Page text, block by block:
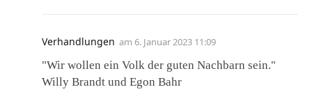
Verhandlungen am 6. Januar 2023 11:09
"Wir wollen ein Volk der guten Nachbarn sein."
Willy Brandt und Egon Bahr